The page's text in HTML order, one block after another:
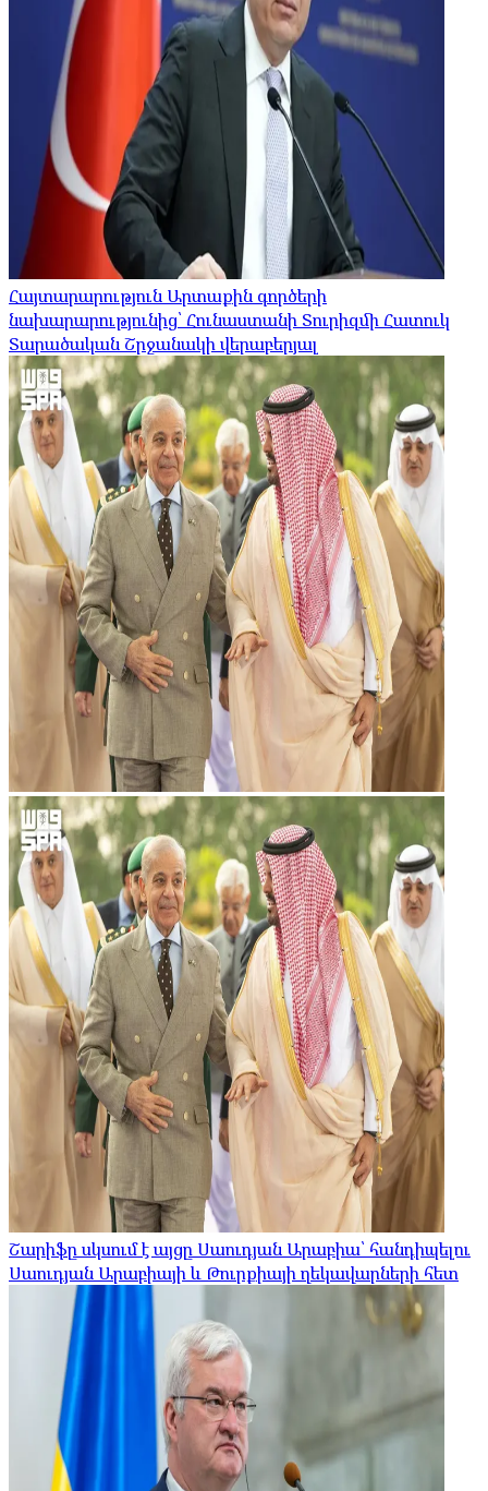
Հայտարարություն Արտաքին գործերի
նախարարությունից՝ Հունաստանի Տուրիզմի Հատուկ
Տարածական Շրջանակի վերաբերյալ
Շարիֆը սկսում է այցը Սաուդյան Արաբիա՝ հանդիպելու
Սաուդյան Արաբիայի և Թուրքիայի ղեկավարների հետ